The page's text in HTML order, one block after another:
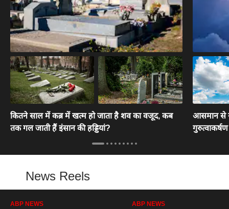
कितने साल में कब्र में खत्म हो जाता है शव का वजूद, कब
तक गल जाती हैं इंसान की हड्डियां?
आसमान से
News Reels
ABP NEWS ABP NEWS